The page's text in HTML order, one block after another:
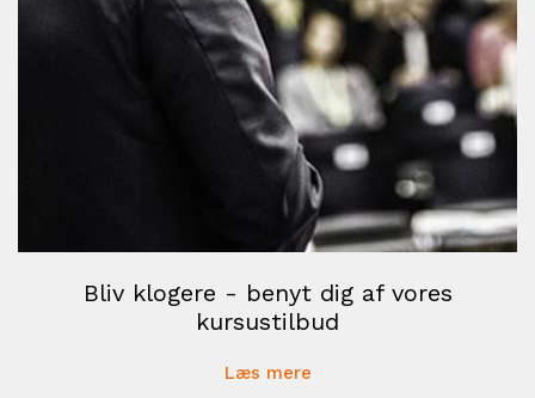
Bliv klogere - benyt dig af vores
kursustilbud
Læs mere